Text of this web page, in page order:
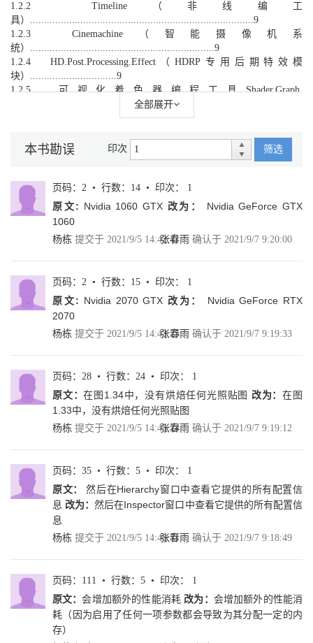
1.2.2 Timeline（非线编工
具）................................................................................9
1.2.3 Cinemachine（智能摄像机系
统）..................................................................9
1.2.4 HD.Post.Processing.Effect（HDRP专用后期特效模
块）...............................9
1.2.5 可视化着色器编程工具Shader.Graph.
.............................................................9
1.2.6 高级特效开发工具
1.2.7 视频和动画输出工具
Unity.Recorder..............................................................9
拟......................................................................... 10
1.3 在DCC软件中准备模型资产
.......................................................................................10
........................................... 10
1.3.3 纹理制
作........................................................................................................
11
1.3.4 支持FBX、USD和Alembic格式的资产导入.
................................................ 11
产.................................................. 11
1.4 Unity HDRP项目设置
..................................................................................................12
1.4.1 创建一个基于高清渲染管线（HDRP）的Unity项
目................................. 12
1.5 学习渠道
1.6 本章总结
XVI | 创造高清3D虚拟世界：Unity引擎HDRP高清渲染管线实
2.1 摘要
2.2 实战项目详解
2.2.1 使用Volume框架设置环
全部展开
本书勘误 印次 筛选
页码：2 • 行数：14 • 印次： 1
原文: Nvidia 1060 GTX 改为：
Nvidia GeForce GTX
1060
杨栋 提交于 2021/9/5 14:42:41
张春雨 确认于 2021/9/7 9:20:00
页码：2 • 行数：15 • 印次： 1
原文: Nvidia 2070 GTX 改为：
Nvidia GeForce RTX
2070
杨栋 提交于 2021/9/5 14:43:25
张春雨 确认于 2021/9/7 9:19:33
页码：28 • 行数：24 • 印次： 1
原文：在图1.34中，没有烘焙任何光照贴图 改为：在图
1.33中，没有烘焙任何光照贴图
杨栋 提交于 2021/9/5 14:45:24
张春雨 确认于 2021/9/7 9:19:12
页码：35 • 行数：5 • 印次： 1
原文：
然后在Hierarchy窗口中查看它提供的所有配置信
息 改为：然后在Inspector窗口中查看它提供的所有配置信
息
杨栋 提交于 2021/9/5 14:46:51
张春雨 确认于 2021/9/7 9:18:49
页码：111 • 行数：5 • 印次： 1
原文：会增加额外的性能消耗 改为： 会增加额外的性能消
耗（因为启用了任何一项参数都会导致为其分配一定的内
存）